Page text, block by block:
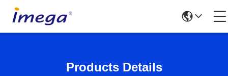
Products Details